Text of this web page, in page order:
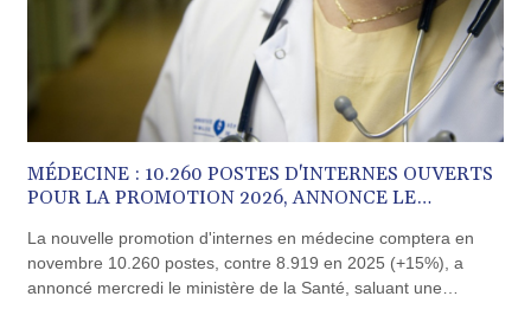
DOP 67.321992
DZD 153.279508
EGP 57.585512
ERN 17.317076
ETB 186.715352
FJD 2.553114
FKP 0.856331
GBP 0.854713
GGP 0.856331
GHS 13.556568
GIP 0.856331
MÉDECINE : 10.260 POSTES D'INTERNES OUVERTS
POUR LA PROMOTION 2026, ANNONCE LE
La nouvelle promotion d'internes en médecine comptera en
novembre 10.260 postes, contre 8.919 en 2025 (+15%), a
annoncé mercredi le ministère de la Santé, saluant une